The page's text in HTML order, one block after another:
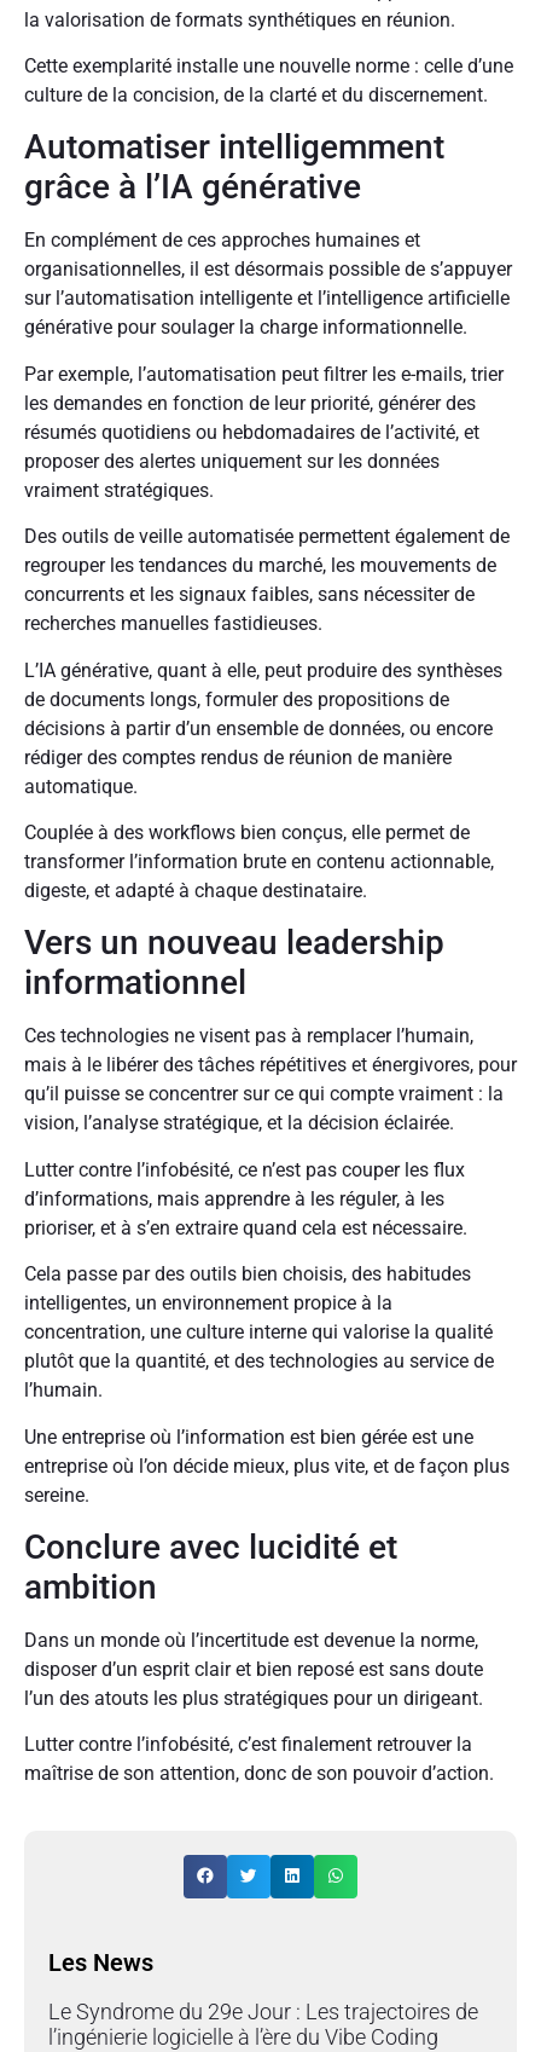
la valorisation de formats synthétiques en réunion.
Cette exemplarité installe une nouvelle norme : celle d’une
culture de la concision, de la clarté et du discernement.
Automatiser intelligemment
grâce à l’IA générative
En complément de ces approches humaines et
organisationnelles, il est désormais possible de s’appuyer
sur l’automatisation intelligente et l’intelligence artificielle
générative pour soulager la charge informationnelle.
Par exemple, l’automatisation peut filtrer les e-mails, trier
les demandes en fonction de leur priorité, générer des
résumés quotidiens ou hebdomadaires de l’activité, et
proposer des alertes uniquement sur les données
vraiment stratégiques.
Des outils de veille automatisée permettent également de
regrouper les tendances du marché, les mouvements de
concurrents et les signaux faibles, sans nécessiter de
recherches manuelles fastidieuses.
L’IA générative, quant à elle, peut produire des synthèses
de documents longs, formuler des propositions de
décisions à partir d’un ensemble de données, ou encore
rédiger des comptes rendus de réunion de manière
automatique.
Couplée à des workflows bien conçus, elle permet de
transformer l’information brute en contenu actionnable,
digeste, et adapté à chaque destinataire.
Vers un nouveau leadership
informationnel
Ces technologies ne visent pas à remplacer l’humain,
mais à le libérer des tâches répétitives et énergivores, pour
qu’il puisse se concentrer sur ce qui compte vraiment : la
vision, l’analyse stratégique, et la décision éclairée.
Lutter contre l’infobésité, ce n’est pas couper les flux
d’informations, mais apprendre à les réguler, à les
prioriser, et à s’en extraire quand cela est nécessaire.
Cela passe par des outils bien choisis, des habitudes
intelligentes, un environnement propice à la
concentration, une culture interne qui valorise la qualité
plutôt que la quantité, et des technologies au service de
l’humain.
Une entreprise où l’information est bien gérée est une
entreprise où l’on décide mieux, plus vite, et de façon plus
sereine.
Conclure avec lucidité et
ambition
Dans un monde où l’incertitude est devenue la norme,
disposer d’un esprit clair et bien reposé est sans doute
l’un des atouts les plus stratégiques pour un dirigeant.
Lutter contre l’infobésité, c’est finalement retrouver la
maîtrise de son attention, donc de son pouvoir d’action.
Les News
Le Syndrome du 29e Jour : Les trajectoires de
l’ingénierie logicielle à l’ère du Vibe Coding